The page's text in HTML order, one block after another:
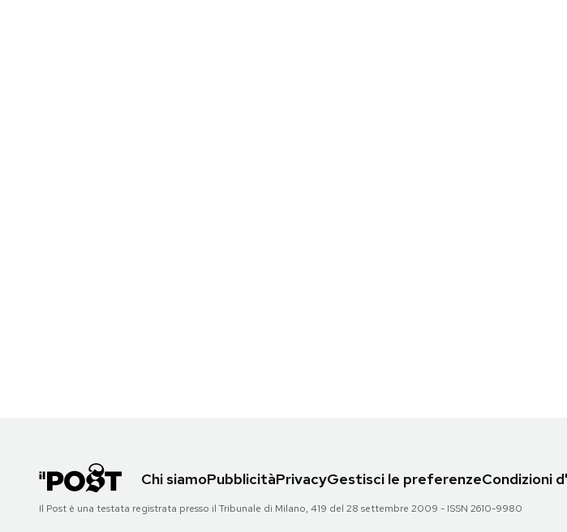
Chi siamoPubblicitàPrivacyGestisci le preferenzeCondizioni
Il Post è una testata registrata presso il Tribunale di Milano, 419 del 28 settembre 2009 - ISSN 2610-9980